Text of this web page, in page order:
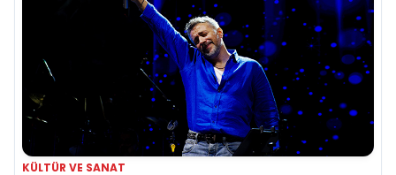
KÜLTÜR VE SANAT